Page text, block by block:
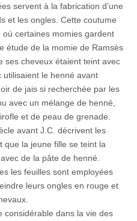
servent à la fabrication d’une
et les ongles. Cette coutume
où certaines momies gardent
étude de la momie de Ramsès
ses cheveux étaient teint avec
le henné avant
de jais si recherchée par les
avec un mélange de henné,
et de peau de grenade.
avant J.C. décrivent les
que la jeune fille se teint la
de la pâte de henné.
les feuilles sont employées
leurs ongles en rouge et
considérable dans la vie des